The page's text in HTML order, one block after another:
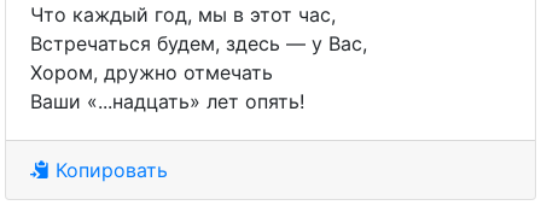
Что каждый год, мы в этот час,
Встречаться будем, здесь — у Вас,
Хором, дружно отмечать
Ваши «...надцать» лет опять!
Копировать